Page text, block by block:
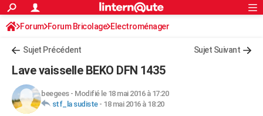
ACTUALITÉS
Politique
Société
Faits Divers
Education
Monde
Villes
+
FINANCE
Retraite
Impôts
Epargne
Immobilier
Risques naturels par ville
Banque
Assurance
Crédit
AUTO
S'inscrire
Connexion
Forum Forum Bricolage Electroménager
Sujet Précédent Sujet Suivant
Lave vaisselle BEKO DFN 1435
beegees- Modifié le 18 mai 2016 à 17:20
stf_la sudiste- 18 mai 2016 à 18:20